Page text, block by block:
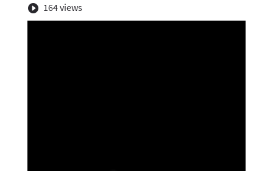
 164 views